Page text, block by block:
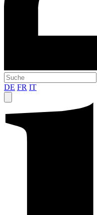
DE FR IT